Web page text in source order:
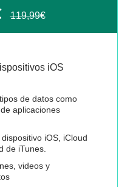
119,99€
iOS
de datos como
aplicaciones
iOS, iCloud
de iTunes.
videos y